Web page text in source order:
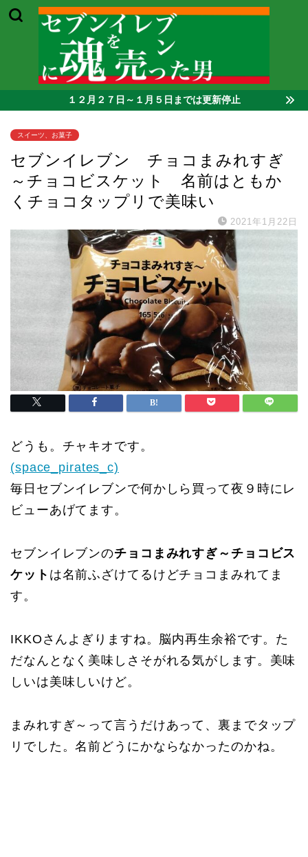
１２月２７日～１月５日までは更新停止
スイーツ、お菓子
セブンイレブン チョコまみれすぎ
～チョコビスケット 名前はともか
くチョコタップリで美味い
2021年1月22日
どうも。チャキオです。
(space_pirates_c)
毎日セブンイレブンで何かしら買って夜９時にレ
ビューあげてます。
セブンイレブンのチョコまみれすぎ～チョコビス
ケット は名前ふざけてるけどチョコまみれてま
す。
IKKOさんよぎりますね。脳内再生余裕です。た
だなんとなく美味しさそがれる気がします。美味
しいは美味しいけど。
まみれすぎ～って言うだけあって、裏までタップ
リでした。名前どうにかならなかったのかね。